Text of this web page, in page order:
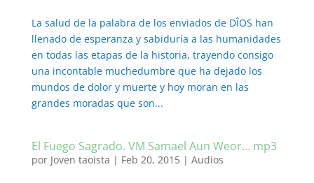
La salud de la palabra de los enviados de DÎOS han
llenado de esperanza y sabiduría a las humanidades
en todas las etapas de la historia, trayendo consigo
una incontable muchedumbre que ha dejado los
mundos de dolor y muerte y hoy moran en las
grandes moradas que son...
El Fuego Sagrado. VM Samael Aun Weor… mp3
por Joven taoista | Feb 20, 2015| Audios